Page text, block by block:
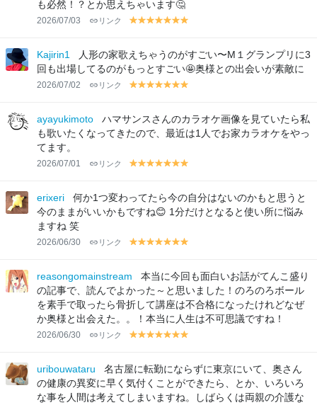
も必然！？とか思えちゃいます🤔
2026/07/03 リンク
y
lo
w
y
lo
y
lo
w
y
lo
w
y
lo
w
y
lo
w
lo
w
Kajirin1
人形の家歌えちゃうのがすごい〜М１グランプリに3
回も出場してるのがもっとすごい🤩奥様との出会いが素敵に
2026/07/02 リンク
y
lo
w
y
lo
w
y
lo
w
y
lo
w
y
lo
w
y
lo
w
lo
w
ayayukimoto
ハマサンスさんのカラオケ画像を見ていたら私
も歌いたくなってきたので、最近は1人でお家カラオケをやっ
てます。
2026/07/01 リンク
y
w
y
lo
w
y
lo
w
y
lo
w
y
lo
w
y
lo
w
lo
w
erixeri
何か1つ変わってたら今の自分はないのかもと思うと
今のままがいいかもですね😊 1分だけとなると使い所に悩み
ますね 笑
2026/06/30 リンク
y
lo
w
y
lo
y
lo
w
y
lo
y
lo
w
y
lo
w
lo
w
reasongomainstream
本当に今回も面白いお話がてんこ盛り
の記事で、読んでよかった～と思いました！のろのろボール
を素手で取ったら骨折して講座は不合格になったけれどなぜ
か奥様と出会えた。。！本当に人生は不可思議ですね！
2026/06/30 リンク
y
lo
w
y
lo
w
y
lo
w
y
lo
w
y
lo
w
y
lo
w
lo
w
uribouwataru
名古屋に転勤にならずに東京にいて、奥さん
の健康の異変に早く気付くことができたら、とか、いろいろ
な事を人間は考えてしまいますね。しばらくは両親の介護な